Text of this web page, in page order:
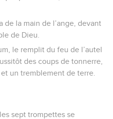
de la main de l’ange, devant
de Dieu.
le remplit du feu de l’autel
des coups de tonnerre,
un tremblement de terre.
sept trompettes se